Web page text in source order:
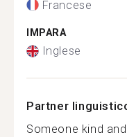
Francese
IMPARA
Inglese
Partner
Someone kind